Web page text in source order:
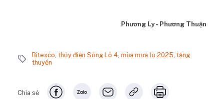
Phương Ly - Phương Thuận
Bitexco,thủy điện Sông Lô 4,mùa mưa lũ 2025,tặng
thuyền
Chia sẻ